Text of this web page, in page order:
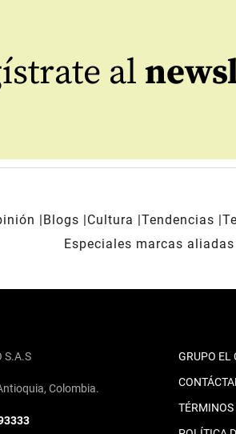
al
Blogs Cultura Tendencias
Especiales marcas aliadas
S.A.S
Colombia.
GRUPO EL
TÉRMINOS